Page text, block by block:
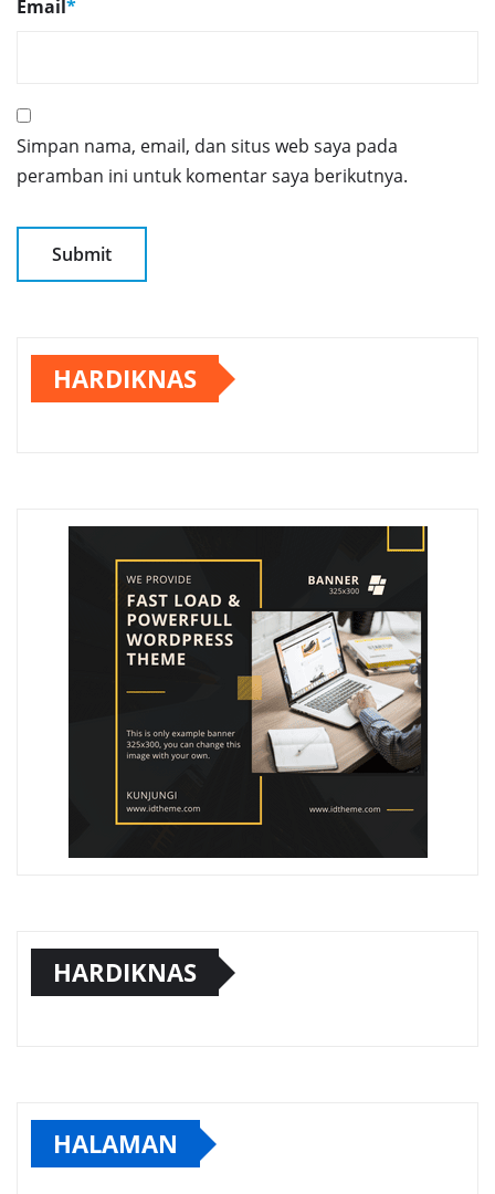
Email *
Simpan nama, email, dan situs web saya pada
peramban ini untuk komentar saya berikutnya.
HARDIKNAS
HARDIKNAS
HALAMAN